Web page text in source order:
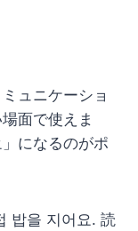
ュニケーショ
面で使えま
になるのがポ
밥을 지어요. 読